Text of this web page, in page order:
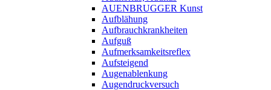
AUENBRUGGER Kunst
Aufblähung
Aufbrauchkrankheiten
Aufguß
Aufmerksamkeitsreflex
Aufsteigend
Augenablenkung
Augendruckversuch